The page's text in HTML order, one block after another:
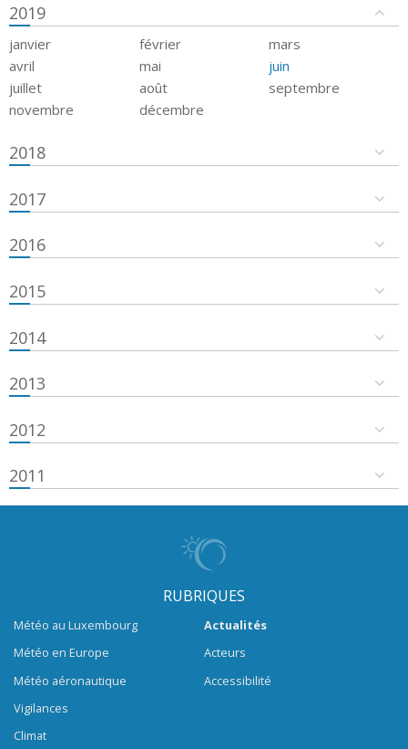
2019
janvier février
mars
avril
mai
juin
juillet
août
septembre
novembre
décembre
2018
2017
2016
2015
2014
2013
2012
2011
RUBRIQUES
Météo au Luxembourg
Météo en Europe
Météo aéronautique
Vigilances
Climat
Actualités
Acteurs
Accessibilité